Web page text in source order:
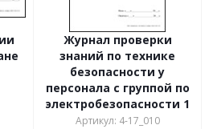
Журнал проверки
знаний по технике
безопасности у
персонала с группой по
электробезопасности 1
Артикул: 4-17_010